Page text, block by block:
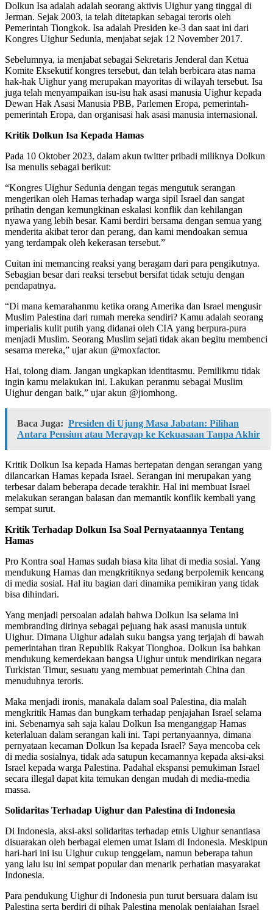
Dolkun Isa adalah adalah seorang aktivis Uighur yang tinggal di
Jerman. Sejak 2003, ia telah ditetapkan sebagai teroris oleh
Pemerintah Tiongkok. Isa adalah Presiden ke-3 dan saat ini dari
Kongres Uighur Sedunia, menjabat sejak 12 November 2017.
Sebelumnya, ia menjabat sebagai Sekretaris Jenderal dan Ketua
Komite Eksekutif kongres tersebut, dan telah berbicara atas nama
hak-hak Uighur yang merupakan mayoritas di wilayah tersebut. Isa
juga telah menyampaikan isu-isu hak asasi manusia Uighur kepada
Dewan Hak Asasi Manusia PBB, Parlemen Eropa, pemerintah-
pemerintah Eropa, dan organisasi hak asasi manusia internasional.
Kritik Dolkun Isa Kepada Hamas
Pada 10 Oktober 2023, dalam akun twitter pribadi miliknya Dolkun
Isa menulis sebagai berikut:
“Kongres Uighur Sedunia dengan tegas mengutuk serangan
mengerikan oleh Hamas terhadap warga sipil Israel dan sangat
prihatin dengan kemungkinan eskalasi konflik dan kehilangan
nyawa yang lebih besar. Kami berdiri bersama dengan semua yang
menderita akibat teror dan perang, dan kami mendoakan semua
yang terdampak oleh kekerasan tersebut.”
Cuitan ini memancing reaksi yang beragam dari para pengikutnya.
Sebagian besar dari reaksi tersebut bersifat tidak setuju dengan
pendapatnya.
“Di mana kemarahanmu ketika orang Amerika dan Israel mengusir
Muslim Palestina dari rumah mereka sendiri? Kamu adalah seorang
imperialis kulit putih yang didanai oleh CIA yang berpura-pura
menjadi Muslim. Seorang Muslim sejati tidak akan begitu membenci
sesama mereka,” ujar akun @moxfactor.
Hai, tolong diam. Jangan ungkapkan identitasmu. Pemilikmu tidak
ingin kamu melakukan ini. Lakukan peranmu sebagai Muslim
Uighur dengan baik,” ujar akun @jiomhong.
Baca Juga: Presiden di Ujung Masa Jabatan: Pilihan
Antara Pensiun atau Merayap ke Kekuasaan Tanpa Akhir
Kritik Dolkun Isa kepada Hamas bertepatan dengan serangan yang
dilancarkan Hamas kepada Israel. Serangan ini merupakan yang
terbesar dalam beberapa decade terakhir. Hal ini membuat Israel
melakukan serangan balasan dan memantik konflik kembali yang
sempat surut.
Kritik Terhadap Dolkun Isa Soal Pernyataannya Tentang
Hamas
Pro Kontra soal Hamas sudah biasa kita lihat di media sosial. Yang
mendukung Hamas dan mengkritiknya sedang berpolemik kencang
di media sosial. Hal itu bagian dari dinamika pemikiran yang tidak
bisa dihindari.
Yang menjadi persoalan adalah bahwa Dolkun Isa selama ini
membranding dirinya sebagai pejuang hak asasi manusia untuk
Uighur. Dimana Uighur adalah suku bangsa yang terjajah di bawah
pemerintahan tiran Republik Rakyat Tionghoa. Dolkun Isa bahkan
mendukung kemerdekaan bangsa Uighur untuk mendirikan negara
Turkistan Timur, sesuatu yang membuat pemerintah China dan
menuduhnya teroris.
Maka menjadi ironis, manakala dalam soal Palestina, dia malah
mengkritik Hamas dan bungkam terhadap penjajahan Israel selama
ini. Sebenarnya sah saja kalau Dolkun Isa menganggap Hamas
keterlaluan dalam serangan kali ini. Tapi pertanyaannya, dimana
pernyataan kecaman Dolkun Isa kepada Israel? Saya mencoba cek
di media sosialnya, tidak ada satupun kecamannya kepada aksi-aksi
Israel kepada warga Palestina. Padahal ekspansi pemukiman Israel
secara illegal dapat kita temukan dengan mudah di media-media
massa.
Solidaritas Terhadap Uighur dan Palestina di Indonesia
Di Indonesia, aksi-aksi solidaritas terhadap etnis Uighur senantiasa
disuarakan oleh berbagai elemen umat Islam di Indonesia. Meskipun
hari-hari ini isu Uighur cukup tenggelam, namun beberapa tahun
yang lalu isu ini sempat popular dan menarik perhatian masyarakat
Indonesia.
Para pendukung Uighur di Indonesia pun turut bersuara dalam isu
Palestina serta berdiri di pihak Palestina menolak penjajahan Israel